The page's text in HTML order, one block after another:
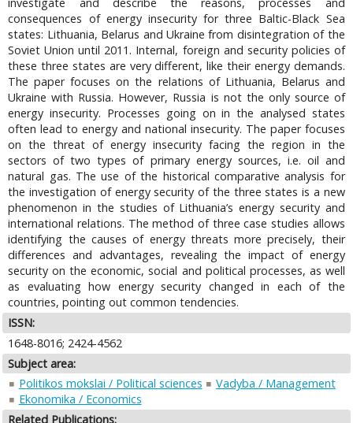
consequences of energy insecurity for three Baltic-Black Sea
states: Lithuania, Belarus and Ukraine from disintegration of the
Soviet Union until 2011. Internal, foreign and security policies of
these three states are very different, like their energy demands.
The paper focuses on the relations of Lithuania, Belarus and
Ukraine with Russia. However, Russia is not the only source of
energy insecurity. Processes going on in the analysed states
often lead to energy and national insecurity. The paper focuses
on the threat of energy insecurity facing the region in the
sectors of two types of primary energy sources, i.e. oil and
natural gas. The use of the historical comparative analysis for
the investigation of energy security of the three states is a new
phenomenon in the studies of Lithuania’s energy security and
international relations. The method of three case studies allows
identifying the causes of energy threats more precisely, their
differences and advantages, revealing the impact of energy
security on the economic, social and political processes, as well
as evaluating how energy security changed in each of the
countries, pointing out common tendencies.
ISSN:
1648-8016; 2424-4562
Subject area:
Politikos mokslai / Political sciences
Vadyba / Management
Ekonomika / Economics
Related Publications: